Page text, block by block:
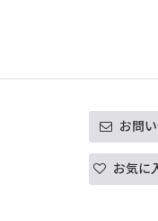
お問
お気に